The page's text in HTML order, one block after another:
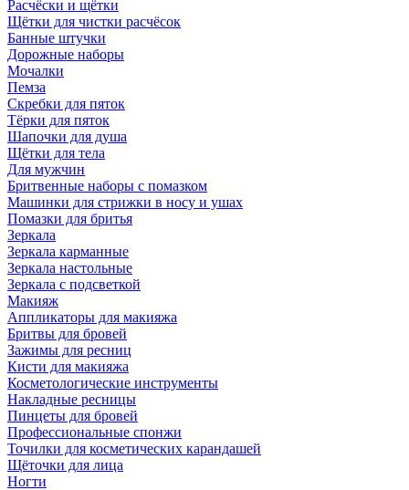
Расчёски и щётки
Щётки для чистки расчёсок
Банные штучки
Дорожные наборы
Мочалки
Пемза
Скребки для пяток
Тёрки для пяток
Шапочки для душа
Щётки для тела
Для мужчин
Бритвенные наборы с помазком
Машинки для стрижки в носу и ушах
Помазки для бритья
Зеркала
Зеркала карманные
Зеркала настольные
Зеркала с подсветкой
Макияж
Аппликаторы для макияжа
Бритвы для бровей
Зажимы для ресниц
Кисти для макияжа
Косметологические инструменты
Накладные ресницы
Пинцеты для бровей
Профессиональные спонжи
Точилки для косметических карандашей
Щёточки для лица
Ногти